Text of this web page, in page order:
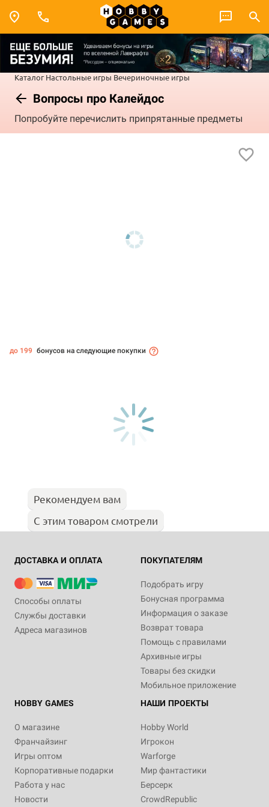
Каталог Настольные игры Вечериночные игры
Вопросы про Калейдос
Попробуйте перечислить припрятанные предметы
до 199 бонусов на следующие покупки
Рекомендуем вам
С этим товаром смотрели
ДОСТАВКА И ОПЛАТА
Способы оплаты
Службы доставки
Адреса магазинов
ПОКУПАТЕЛЯМ
Подобрать игру
Бонусная программа
Информация о заказе
Возврат товара
Помощь с правилами
Архивные игры
Товары без скидки
Мобильное приложение
HOBBY GAMES
О магазине
Франчайзинг
Игры оптом
Корпоративные подарки
Работа у нас
Новости
НАШИ ПРОЕКТЫ
Hobby World
Игрокон
Warforge
Мир фантастики
Берсерк
CrowdRepublic